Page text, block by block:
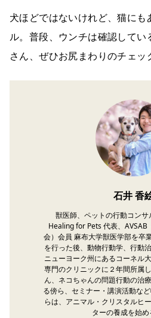
犬ほどではないけれど、猫にも
ル。普段、ウンチは確認して
さん、ぜひお尻まわりのチェッ
石井 香
獣医師、ペットの行動コン
Healing for Pets 代表、AVSAB
会）会員 麻布大学獣医学部を卒
を行った後、動物行動学、行動
ニューヨーク州にあるコーネル
専門のクリニックに２年間所属
ん、ネコちゃんの問題行動の治
る傍ら、セミナー・講演活動な
らは、アニマル・クリスタルヒ
ターの養成を始